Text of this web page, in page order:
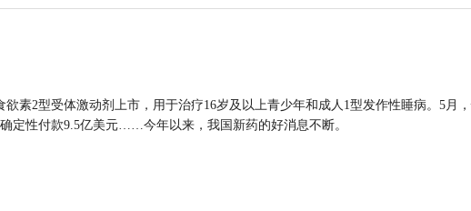
素2型受体激动剂上市，用于治疗16岁及以上青少年和成人1型发作性睡病。5月
定性付款9.5亿美元……今年以来，我国新药的好消息不断。